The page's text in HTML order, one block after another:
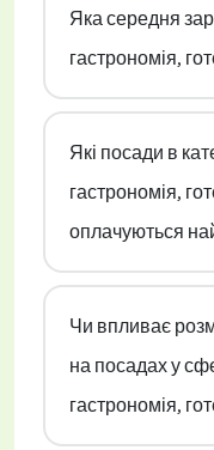
Яка середня
гастрономія,
Які посади в
гастрономія,
оплачуються
Чи впливає
на посадах у
гастрономія,